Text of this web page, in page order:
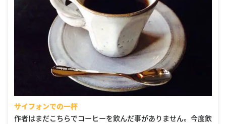
サイフォンでの一杯
作者はまだこちらでコーヒーを飲んだ事がありません。 今度飲